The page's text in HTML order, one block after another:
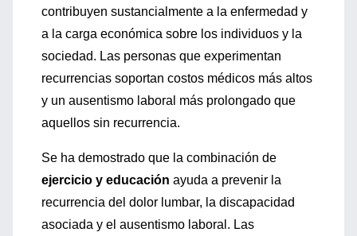
contribuyen sustancialmente a la enfermedad y
a la carga económica sobre los individuos y la
sociedad. Las personas que experimentan
recurrencias soportan costos médicos más altos
y un ausentismo laboral más prolongado que
aquellos sin recurrencia.
Se ha demostrado que la combinación de
ejercicio y educación ayuda a prevenir la
recurrencia del dolor lumbar, la discapacidad
asociada y el ausentismo laboral. Las